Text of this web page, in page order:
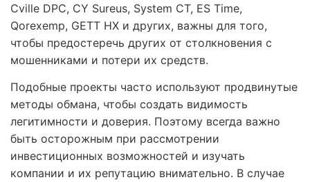
Cville DPC, CY Sureus, System CT, ES Time,
Qorexemp, GETT HX и других, важны для того,
чтобы предостеречь других от столкновения с
мошенниками и потери их средств.
Подобные проекты часто используют продвинутые
методы обмана, чтобы создать видимость
легитимности и доверия. Поэтому всегда важно
быть осторожным при рассмотрении
инвестиционных возможностей и изучать
компании и их репутацию внимательно. В случае